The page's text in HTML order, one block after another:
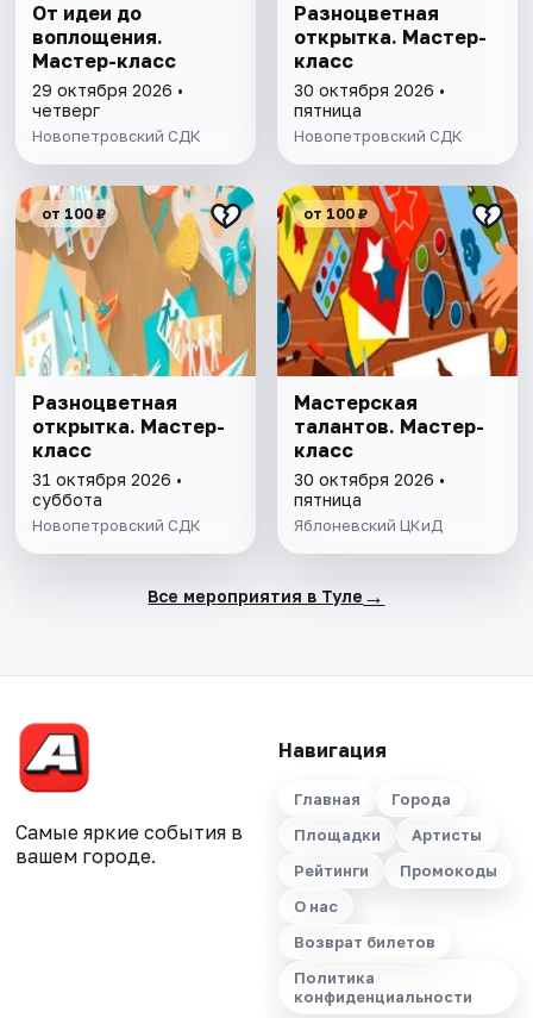
От идеи до
воплощения.
Мастер-класс
29 октября 2026 •
четверг
Новопетровский СДК
Разноцветная
открытка. Мастер-
класс
30 октября 2026 •
пятница
Новопетровский СДК
от 100 ₽
Разноцветная
открытка. Мастер-
класс
31 октября 2026 •
суббота
Новопетровский СДК
от 100 ₽
Мастерская
талантов. Мастер-
класс
30 октября 2026 •
пятница
Яблоневский ЦКиД
Все мероприятия в Туле →
Самые яркие события в
вашем городе.
Навигация
Главная
Города
Площадки
Артисты
Рейтинги
Промокоды
О нас
Возврат билетов
Политика
конфиденциальности